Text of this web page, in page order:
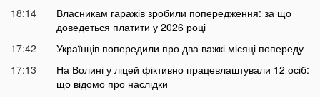
18:14
Власникам гаражів зробили попередження: за що
доведеться платити у 2026 році
17:42
Українців попередили про два важкі місяці попереду
17:13
На Волині у ліцей фіктивно працевлаштували 12 осіб:
що відомо про наслідки